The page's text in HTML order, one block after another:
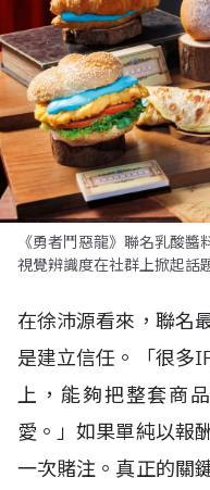
《勇者鬥惡龍》聯名乳酸
視覺辨識度在社群上掀起話
在徐沛源看來，聯名
是建立信任。「很多
上，能夠把整套商
愛。」如果單純以報
一次賭注。真正的關